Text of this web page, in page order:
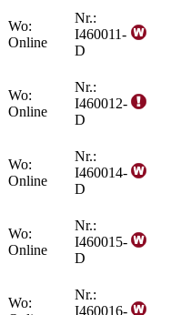
Wo:
Online
Nr.:
I460011-
D
Wo:
Online
Nr.:
I460012-
D
Wo:
Online
Nr.:
I460014-
D
Wo:
Online
Nr.:
I460015-
D
Wo:
Nr.:
I460016-